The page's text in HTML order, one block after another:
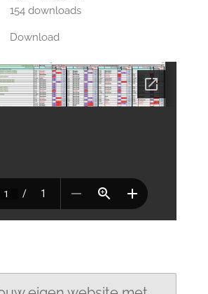
154 downloads
Download